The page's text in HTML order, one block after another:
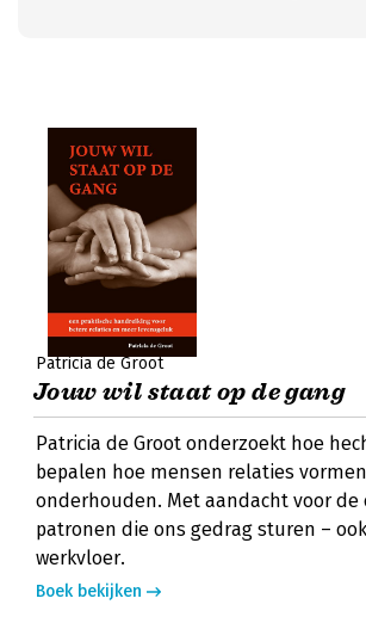
Patricia de Groot
Jouw wil staat op de gang
Patricia de Groot onderzoekt hoe
bepalen hoe mensen relaties
onderhouden. Met aandacht voor de
patronen die ons gedrag sturen –
werkvloer.
Boek bekijken